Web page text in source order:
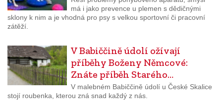
má i jako prevence u plemen s dědičnými
sklony k nim a je vhodná pro psy s velkou sportovní či pracovní
zátěží.
V Babiččině údolí ožívají
příběhy Boženy Němcové:
Znáte příběh Starého…
V malebném Babiččině údolí u České Skalice
stojí roubenka, kterou zná snad každý z nás.